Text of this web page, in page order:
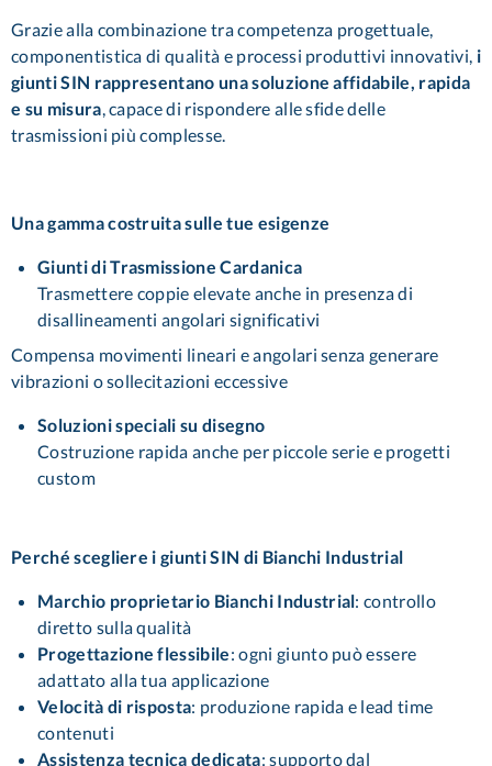
Grazie alla combinazione tra competenza progettuale,
componentistica di qualità e processi produttivi innovativi, i
giunti SIN rappresentano una soluzione affidabile, rapida
e su misura, capace di rispondere alle sfide delle
trasmissioni più complesse.
Una gamma costruita sulle tue esigenze
Giunti di Trasmissione Cardanica
Trasmettere coppie elevate anche in presenza di
disallineamenti angolari significativi
Compensa movimenti lineari e angolari senza generare
vibrazioni o sollecitazioni eccessive
Soluzioni speciali su disegno
Costruzione rapida anche per piccole serie e progetti
custom
Perché scegliere i giunti SIN di Bianchi Industrial
Marchio proprietario Bianchi Industrial: controllo
diretto sulla qualità
Progettazione flessibile: ogni giunto può essere
adattato alla tua applicazione
Velocità di risposta: produzione rapida e lead time
contenuti
Assistenza tecnica dedicata: supporto dal